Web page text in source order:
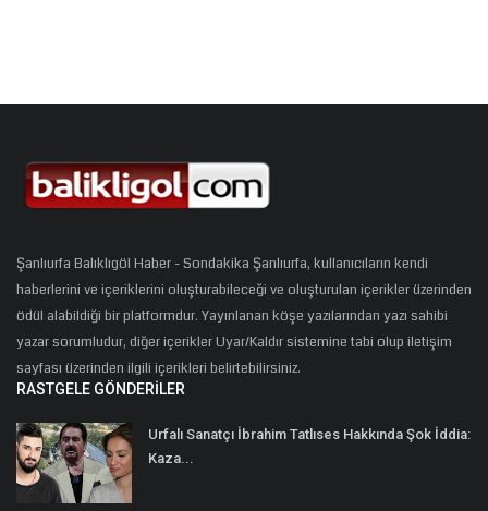
Şanlıurfa Balıklıgöl Haber - Sondakika Şanlıurfa, kullanıcıların kendi
haberlerini ve içeriklerini oluşturabileceği ve oluşturulan içerikler üzerinden
ödül alabildiği bir platformdur. Yayınlanan köşe yazılarından yazı sahibi
yazar sorumludur, diğer içerikler Uyar/Kaldır sistemine tabi olup iletişim
sayfası üzerinden ilgili içerikleri belirtebilirsiniz.
RASTGELE GÖNDERILER
Urfalı Sanatçı İbrahim Tatlıses Hakkında Şok İddia:
Kaza...